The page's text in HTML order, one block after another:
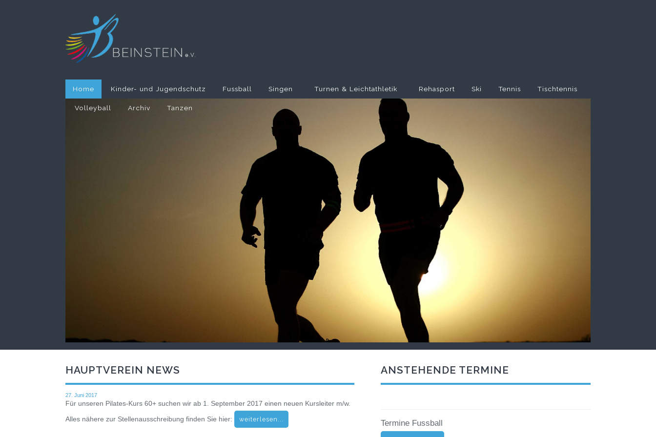
Home Kinder- und Jugendschutz Fussball Singen Turnen & Leichtathletik Rehasport Ski Tennis Tischtennis
Volleyball Archiv Tanzen
HAUPTVEREIN NEWS
27. Juni 2017
Für unseren Pilates-Kurs 60+ suchen wir ab 1. September 2017 einen neuen Kursleiter m/w.
Alles nähere zur Stellenausschreibung finden Sie hier:
weiterlesen...
ANSTEHENDE TERMINE
Termine Fussball